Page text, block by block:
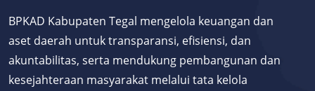
BPKAD Kabupaten Tegal mengelola keuangan dan
aset daerah untuk transparansi, efisiensi, dan
akuntabilitas, serta mendukung pembangunan dan
kesejahteraan masyarakat melalui tata kelola